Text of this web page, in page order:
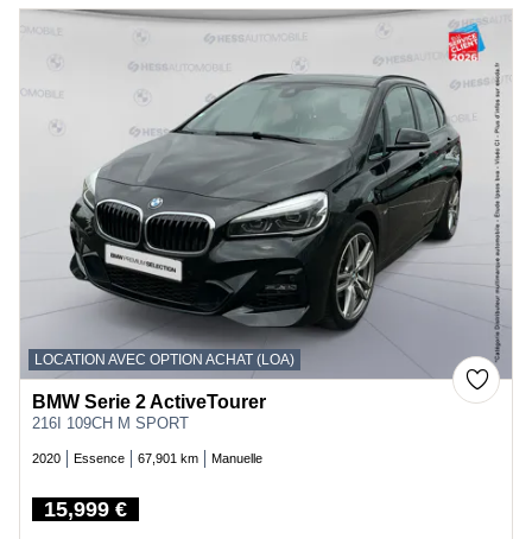
LOCATION AVEC OPTION ACHAT (LOA)
BMW Serie 2 ActiveTourer
216I 109CH M SPORT
2020 Essence 67,901 km Manuelle
Price
15,999 €